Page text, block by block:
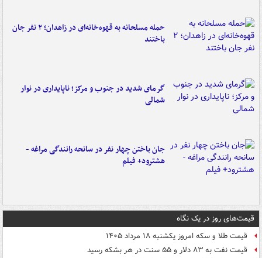
حمله مسلحانه به قهوه‌خانه‌ای در زاهدان؛ ۲ نفر جان
باختند
گرمای شدید در جنوب و مرکز؛ ناپایداری در نوار
شمالی
جان باختن چهار نفر در سانحه رانندگی مراغه -
هشترود+ فیلم
قیمت‌های روز در یک نگاه
قیمت طلا و سکه امروز یکشنبه ۱۸ مرداد ۱۴۰۵
قیمت نفت به ۸۳ دلار و ۵۵ سنت در هر بشکه رسید